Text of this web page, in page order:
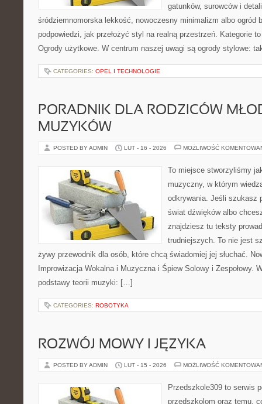
gatunków, surowców i
śródziemnomorska lekkość, nowoczesny minimalizm albo ogród
podpowiedzi, jak przełożyć styl na realną przestrzeń. Kategorie
Ogrody użytkowe. W centrum naszej uwagi są ogrody stylowe:
CATEGORIES: OPEL I TECHNOLOGIE
PORADNIK DLA RODZICÓW
MUZYKÓW
POSTED BY ADMIN LUT - 16 - 2026 MOŻLIWOŚĆ
To miejsce stworzyliśmy
muzyczny, w którym
odkrywania. Jeśli szukasz
świat dźwięków albo
znajdziesz tu teksty
trudniejszych. To nie jest
żywy przewodnik dla osób, które chcą świadomiej jej słuchać.
Improwizacja Wokalna i Muzyczna i Śpiew Solowy i Zespołowy.
podstawy teorii muzyki: […]
CATEGORIES: ROBOTYKA
ROZWÓJ MOWY I JĘZYKA
POSTED BY ADMIN LUT - 15 - 2026 MOŻLIWOŚĆ
Przedszkole309 to serwis
przedszkolom oraz temu,